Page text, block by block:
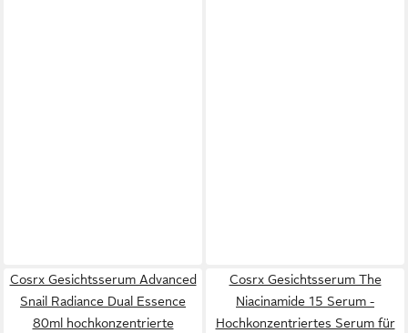
Cosrx Gesichtsserum Advanced
Snail Radiance Dual Essence
80ml hochkonzentrierte
Cosrx Gesichtsserum The
Niacinamide 15 Serum -
Hochkonzentriertes Serum für